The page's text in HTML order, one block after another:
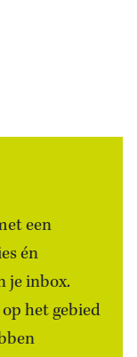
een
én
je inbox.
het gebied